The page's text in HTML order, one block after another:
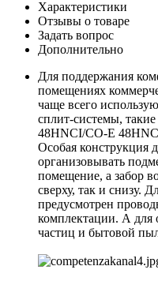
Характеристики
Отзывы о товаре
Задать вопрос
Дополнительно
Для поддержания
помещениях
чаще всего
сплит-системы,
48HNCI/CO-E
Особая конструкция
организовывать
помещение, а забор
сверху, так и снизу.
предусмотрен
комплектации. А для
частиц и бытовой